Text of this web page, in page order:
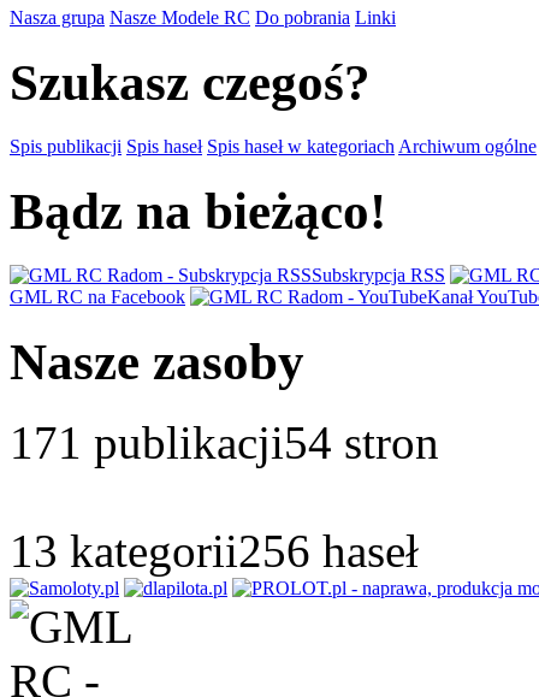
Nasza grupa Nasze Modele RC Do pobrania Linki
Szukasz czegoś?
Spis publikacji Spis haseł Spis haseł w kategoriach Archiwum ogólne
Bądz na bieżąco!
Subskrypcja RSS
GML RC na Facebook
Kanał
Nasze zasoby
171 publikacji54 stron
13 kategorii256 haseł